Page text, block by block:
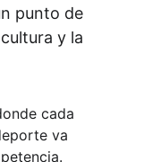
punto de
y la
cada
va